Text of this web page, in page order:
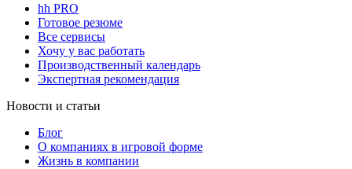
hh PRO
Готовое резюме
Все сервисы
Хочу у вас работать
Производственный календарь
Экспертная рекомендация
Новости и статьи
Блог
О компаниях в игровой форме
Жизнь в компании